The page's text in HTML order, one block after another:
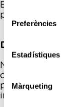
consentiment
Preferències
Estadístiques
Màrqueting
Ejecución de
partes
No se prevén
casos en que
previsión
internacionales.